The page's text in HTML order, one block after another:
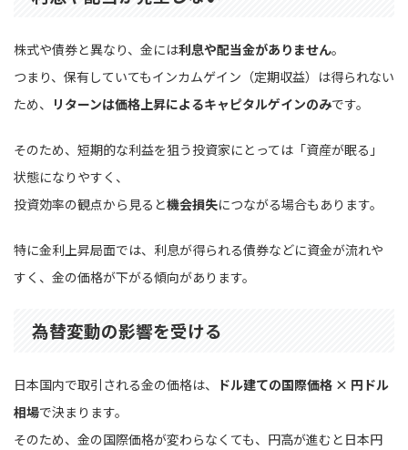
株式や債券と異なり、金には利息や配当金がありません。
つまり、保有していてもインカムゲイン（定期収益）は得られない
ため、 リターンは価格上昇によるキャピタルゲインのみです。
そのため、短期的な利益を狙う投資家にとっては「資産が眠る」
状態になりやすく、
投資効率の観点から見ると機会損失につながる場合もあります。
特に金利上昇局面では、利息が得られる債券などに資金が流れや
すく、金の価格が下がる傾向があります。
為替変動の影響を受ける
日本国内で取引される金の価格は、 ドル建ての国際価格 × 円ドル
相場で決まります。
そのため、金の国際価格が変わらなくても、円高が進むと日本円